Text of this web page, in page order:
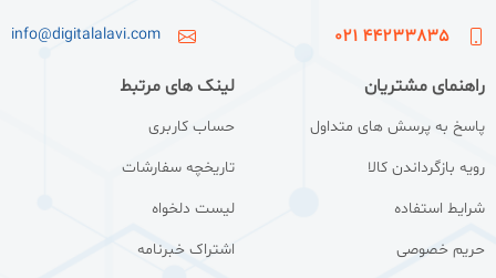
44233835 021
info@digitalalavi.com
راهنمای مشتریان
پاسخ به پرسش های متداول
رویه بازگرداندن کالا
شرایط استفاده
حریم خصوصی
لینک های مرتبط
حساب کاربری
تاریخچه سفارشات
لیست دلخواه
اشتراک خبرنامه